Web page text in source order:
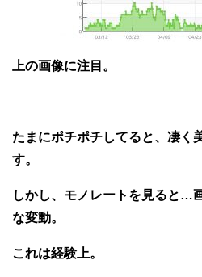
上の画像に注目。
たまにポチポチしてると、凄く
す。
しかし、モノレートを見ると…
な変動。
これは経験上。